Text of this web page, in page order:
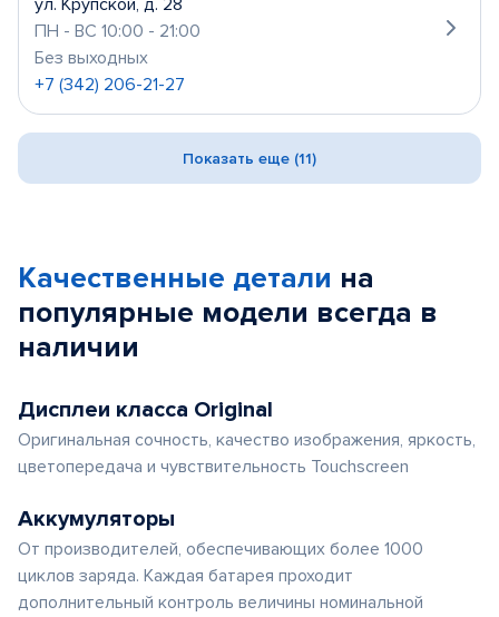
ул. Крупской, д. 28
ПН - ВС 10:00 - 21:00
Без выходных
+7 (342) 206-21-27
Показать еще (11)
Качественные детали на
популярные модели всегда в
наличии
Дисплеи класса Original
Оригинальная сочность, качество изображения, яркость,
цветопередача и чувствительность Touchscreen
Аккумуляторы
От производителей, обеспечивающих более 1000
циклов заряда. Каждая батарея проходит
дополнительный контроль величины номинальной